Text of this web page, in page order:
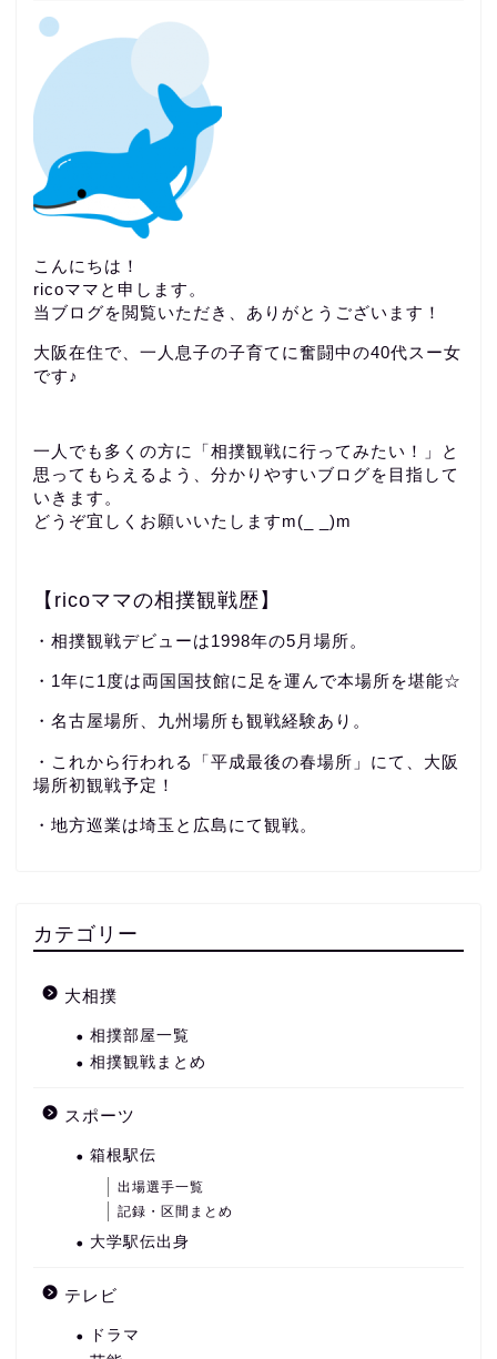
こんにちは！
ricoママと申します。
当ブログを閲覧いただき、ありがとうございます！
大阪在住で、一人息子の子育てに奮闘中の40代スー女
です♪
一人でも多くの方に「相撲観戦に行ってみたい！」と
思ってもらえるよう、分かりやすいブログを目指して
いきます。
どうぞ宜しくお願いいたしますm(_ _)m
【ricoママの相撲観戦歴】
・相撲観戦デビューは1998年の5月場所。
・1年に1度は両国国技館に足を運んで本場所を堪能☆
・名古屋場所、九州場所も観戦経験あり。
・これから行われる「平成最後の春場所」にて、大阪
場所初観戦予定！
・地方巡業は埼玉と広島にて観戦。
カテゴリー
大相撲
相撲部屋一覧
相撲観戦まとめ
スポーツ
箱根駅伝
出場選手一覧
記録・区間まとめ
大学駅伝出身
テレビ
ドラマ